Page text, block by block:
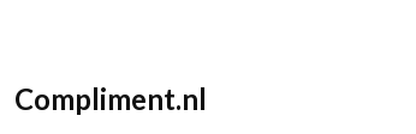
Compliment.nl